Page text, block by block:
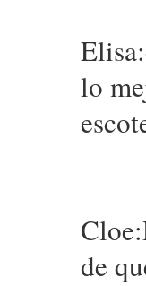
lo
de